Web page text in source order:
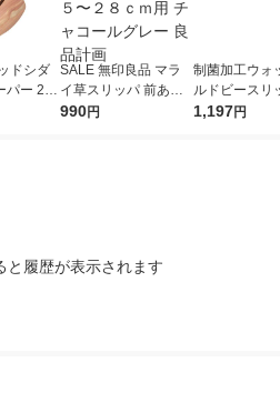
ドシダ
パー 2
品計画
SALE 無印良品 マラ
イ草スリッパ 前あき
ＸＬ ２６．５〜２８
990円
制菌加工ウォ
ルドビースリ
ッド 1足
1,197円
と履歴が表示されます